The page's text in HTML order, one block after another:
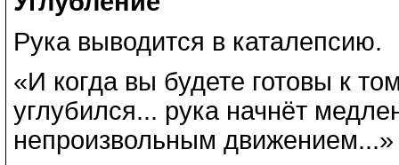
Рука выводится в каталепсию.
«И когда вы будете готовы к
углубился... рука начнёт
непроизвольным